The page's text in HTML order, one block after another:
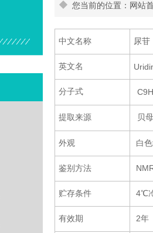
您当前的位置：网站
中文名称 尿苷
英文名
分子式
提取来源 贝母
外观 白
4℃
2年
鉴别方法
贮存条件
有效期